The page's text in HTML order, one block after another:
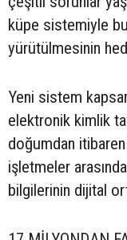
küpe sistemiyle
yürütülmesinin
Yeni sistem
elektronik kimlik
doğumdan itibaren
işletmeler
bilgilerinin dijital